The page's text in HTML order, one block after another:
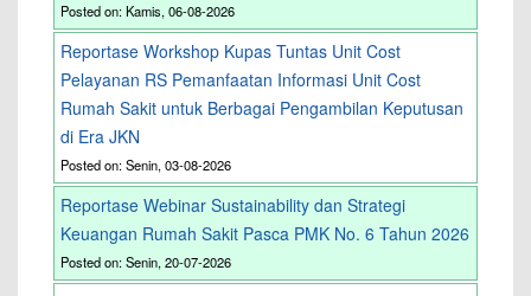
Posted on: Kamis, 06-08-2026
Reportase Workshop Kupas Tuntas Unit Cost
Pelayanan RS Pemanfaatan Informasi Unit Cost
Rumah Sakit untuk Berbagai Pengambilan Keputusan
di Era JKN
Posted on: Senin, 03-08-2026
Reportase Webinar Sustainability dan Strategi
Keuangan Rumah Sakit Pasca PMK No. 6 Tahun 2026
Posted on: Senin, 20-07-2026